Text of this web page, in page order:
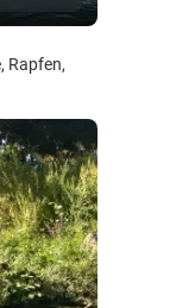
Rapfen,